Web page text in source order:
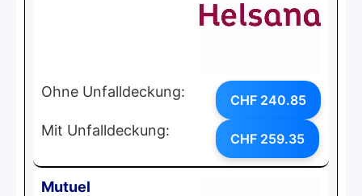
Ohne Unfalldeckung: CHF 240.85
Mit Unfalldeckung: CHF 259.35
Mutuel